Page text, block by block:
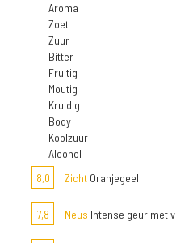
Aroma
Zoet
Zuur
Bitter
Fruitig
Moutig
Kruidig
Body
Koolzuur
Alcohol
8,0
Zicht Oranjegeel
7,8 Neus Intense geur met